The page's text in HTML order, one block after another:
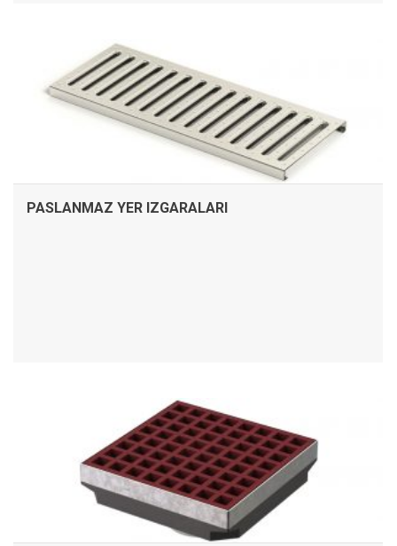
PASLANMAZ YER IZGARALARI
İNCELE